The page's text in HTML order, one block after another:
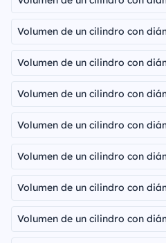
Volumen de un cilindro con
Volumen de un cilindro con
Volumen de un cilindro con
Volumen de un cilindro con
Volumen de un cilindro con
Volumen de un cilindro con
Volumen de un cilindro con